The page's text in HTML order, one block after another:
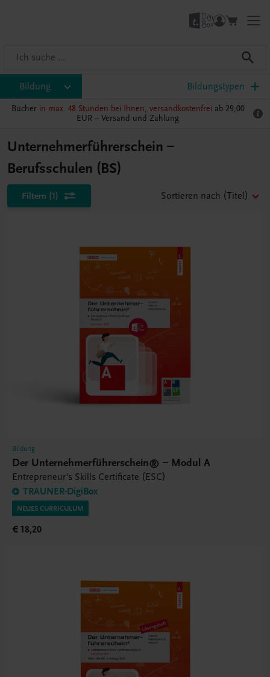
Bildung Bildungstypen
Bücher in max. 48 Stunden bei Ihnen, versandkostenfrei ab 29,00
EUR – Versand und Zahlung
Unternehmerführerschein –
Berufsschulen (BS)
Filtern (1) Sortieren nach (Titel)
Bildung
Der Unternehmerführerschein® – Modul A
Entrepreneur's Skills Certificate (ESC)
TRAUNER-DigiBox
NEUES CURRICULUM
€ 18,20